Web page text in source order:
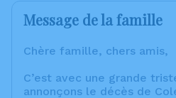
Message de la famille
Chère famille, chers amis,
C’est avec une grande
annonçons le décès de